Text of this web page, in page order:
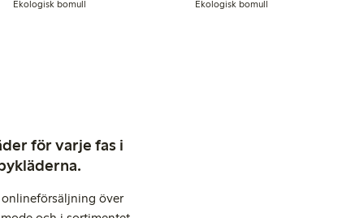
Ekologisk bomull Ekologisk bomull
för varje fas i
över